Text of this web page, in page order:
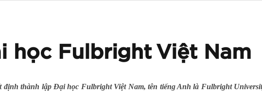
học Fulbright Việt Nam
thành lập Đại học Fulbright Việt Nam, tên tiếng Anh là Fulbright